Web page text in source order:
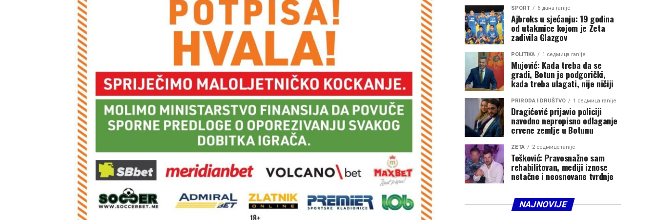
SPORT 6 дана ranije
Ajbroks u sjećanju: 19 godina
od utakmice kojom je Zeta
zadivila Glazgov
POLITIKA 1 седмица ranije
Mujović: Kada treba da se
gradi, Botun je podgorički,
kada treba ulagati, nije ničiji
PRIRODA I DRUŠTVO 1 седмица ranije
Dragićević prijavio policiji
navodno nepropisno odlaganje
crvene zemlje u Botunu
ZETA 2 седмице ranije
Tošković: Pravosnažno sam
rehabilitovan, mediji iznose
netačne i neosnovane tvrdnje
NAJNOVIJE